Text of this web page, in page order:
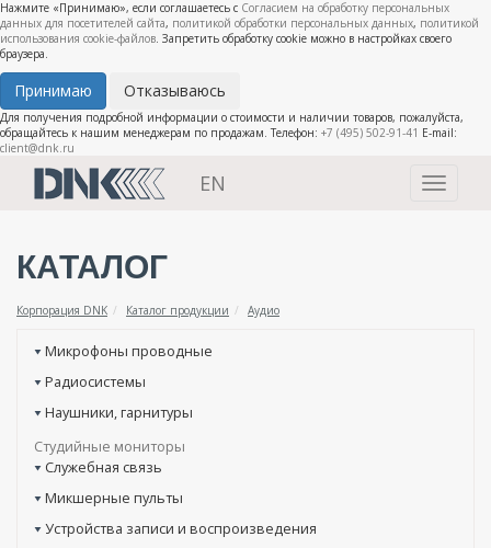
Нажмите «Принимаю», если соглашаетесь с Согласием на обработку персональных
данных для посетителей сайта, политикой обработки персональных данных, политикой
использования cookie-файлов. Запретить обработку cookie можно в настройках своего
браузера.
Принимаю Отказываюсь
Для получения подробной информации о стоимости и наличии товаров, пожалуйста,
обращайтесь к нашим менеджерам по продажам. Телефон: +7 (495) 502-91-41 E-mail:
client@dnk.ru
Toggle
EN
КАТАЛОГ
Корпорация DNK Каталог продукции Аудио
Микрофоны проводные
Радиосистемы
Наушники, гарнитуры
Студийные мониторы
Служебная связь
Микшерные пульты
Устройства записи и воспроизведения